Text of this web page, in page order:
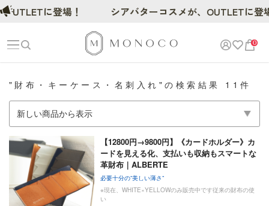
0
"財布・キーケース・名刺入れ"の検索結果 11件
【12800円→9800円】《カードホルダー》カ
ードを見える化、支払いも収納もスマートな
革財布｜ALBERTE
必要十分の”美しい薄さ”
※現在、WHITE×YELLOWのみ販売中です従来の財布の使
い
に登場！ シアバターコスメが、OUTLETに登